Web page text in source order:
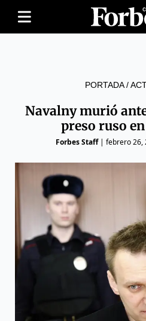
PORTADA/
Navalny murió
preso ruso
Forbes Staff| febrero 26,